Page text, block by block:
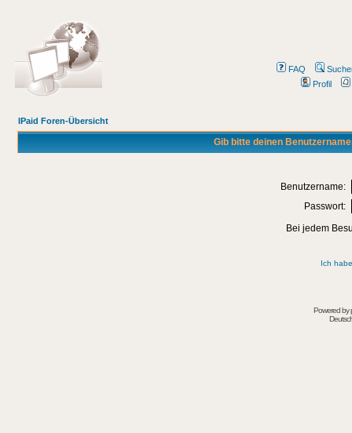
FAQ
Profil
IPaid Foren-Übersicht
Gib bitte deinen
Benutzername:
Passwort:
Bei jedem
Ich
Powered by